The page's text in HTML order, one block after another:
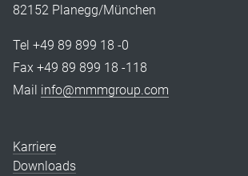
82152 Planegg/München
Tel +49 89 899 18 -0
Fax +49 89 899 18 -118
Mail info@mmmgroup.com
Karriere
Downloads